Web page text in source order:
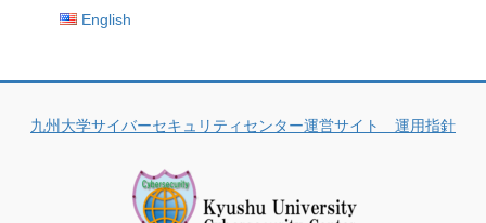
English
九州大学サイバーセキュリティセンター運営サイト 運用指針